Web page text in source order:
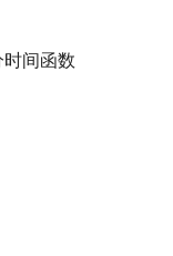
间函数